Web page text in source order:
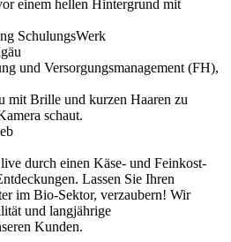
SchulungsWerk
und Versorgungsmanagement (FH),
durch einen Käse- und Feinkost-
Lassen Sie Ihren
im Bio-Sektor, verzaubern! Wir
und langjährige
Kunden.